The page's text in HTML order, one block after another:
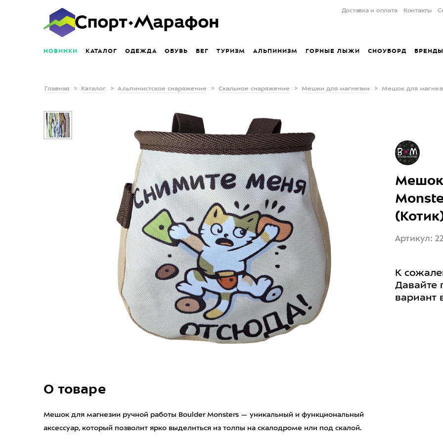
Доставка и оплата Контакты
НОВИНКИ КАТАЛОГ ОДЕЖДА ОБУВЬ БЕГ ТУРИЗМ АЛЬПИНИЗМ ГОРНЫЕ ЛЫЖИ СНОУБОРД БРЕНДЫ
Главная Каталог Альпинистское снаряжение Скальное снаряжение Мешки для магнезии Мешок для
О товаре
Мешок для магнезии ручной работы Boulder Monsters — уникальный и функциональный
аксессуар, который позволит ярко выделиться из толпы на скалодроме или под скалой.
Мешок
Артикул:
К
Давайте
вариант